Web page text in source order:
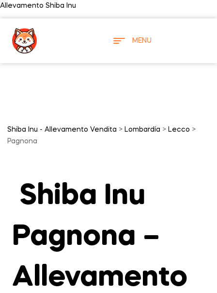
Allevamento Shiba Inu
MENU
Shiba Inu - Allevamento Vendita > Lombardía > Lecco >
Pagnona
Shiba Inu
Pagnona –
Allevamento